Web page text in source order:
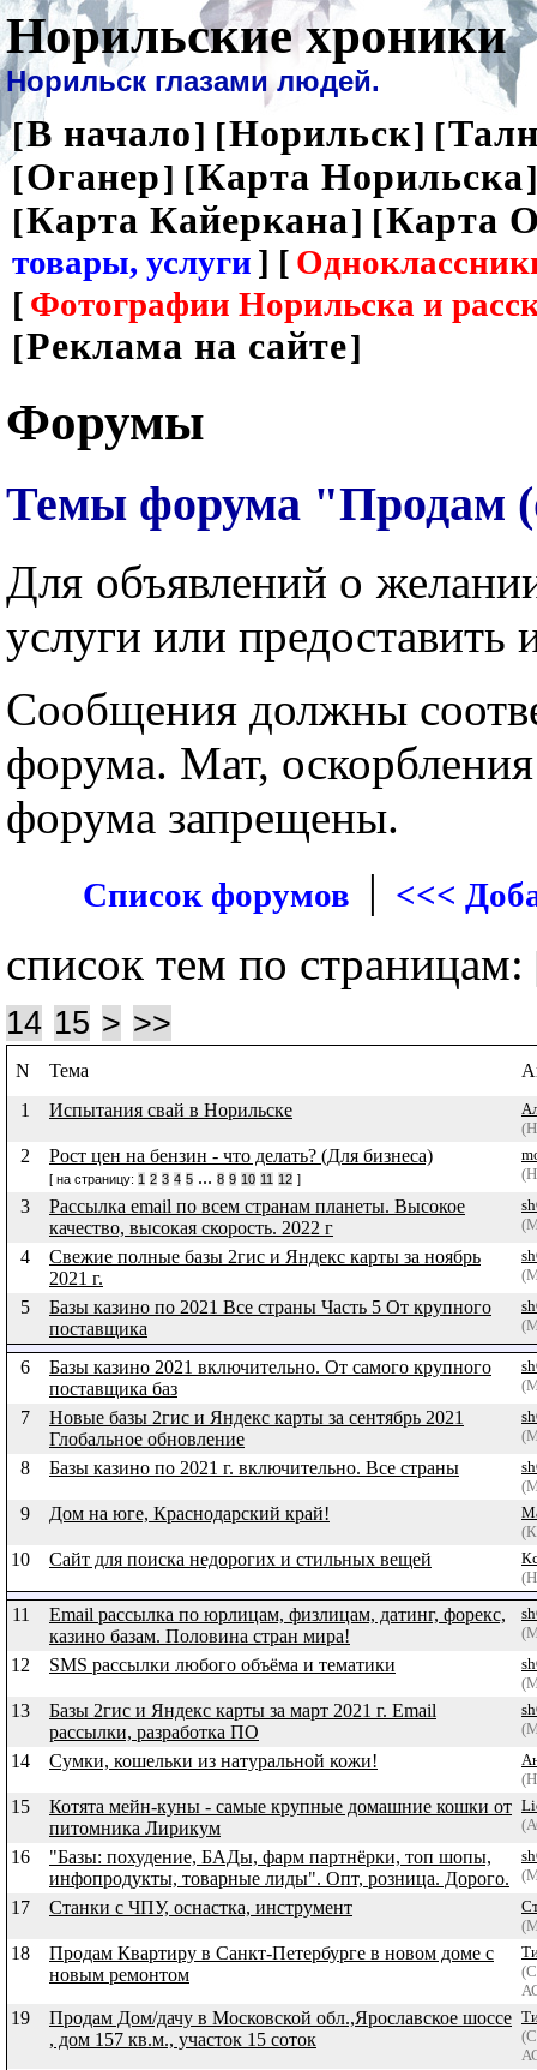
Норильские хроники
Норильск глазами людей.
[В начало] [Норильск] [
[Оганер] [Карта Норильска
[Карта Кайеркана] [Карта
товары, услуги ] [
[ Фотографии Норильска и
[Реклама на сайте]
Форумы
Темы форума "Продам
Для объявлений о
услуги или предоставить
Сообщения должны
форума. Мат,
форума запрещены.
Список форумов | <<<
список тем по страницам:
14 15 > >>
N Тема
1
Испытания свай в Норильске
2 Рост цен на бензин - что делать? (Для бизнеса)
[ на страницу: 1 2 3 4 5 ... 8 9 10 11 12 ]
3
Рассылка email по всем странам планеты. Высокое
качество, высокая скорость. 2022 г
4
Свежие полные базы 2гис и Яндекс карты за ноябрь
2021 г.
5
Базы казино по 2021 Все страны Часть 5 От крупного
поставщика
6
Базы казино 2021 включительно. От самого крупного
поставщика баз
7
Новые базы 2гис и Яндекс карты за сентябрь 2021
Глобальное обновление
8 Базы казино по 2021 г. включительно. Все страны
9 Дом на юге, Краснодарский край!
10 Сайт для поиска недорогих и стильных вещей
11
Email рассылка по юрлицам, физлицам, датинг, форекс,
казино базам. Половина стран мира!
12 SMS рассылки любого объёма и тематики
13
Базы 2гис и Яндекс карты за март 2021 г. Email
рассылки, разработка ПО
14 Сумки, кошельки из натуральной кожи!
15
Котята мейн-куны - самые крупные домашние кошки от
питомника Лирикум
16
"Базы: похудение, БАДы, фарм партнёрки, топ шопы,
инфопродукты, товарные лиды". Опт, розница. Дорого.
17 Станки с ЧПУ, оснастка, инструмент
18
Продам Квартиру в Санкт-Петербурге в новом доме с
новым ремонтом
19
Продам Дом/дачу в Московской обл.,Ярославское шоссе
, дом 157 кв.м., участок 15 соток